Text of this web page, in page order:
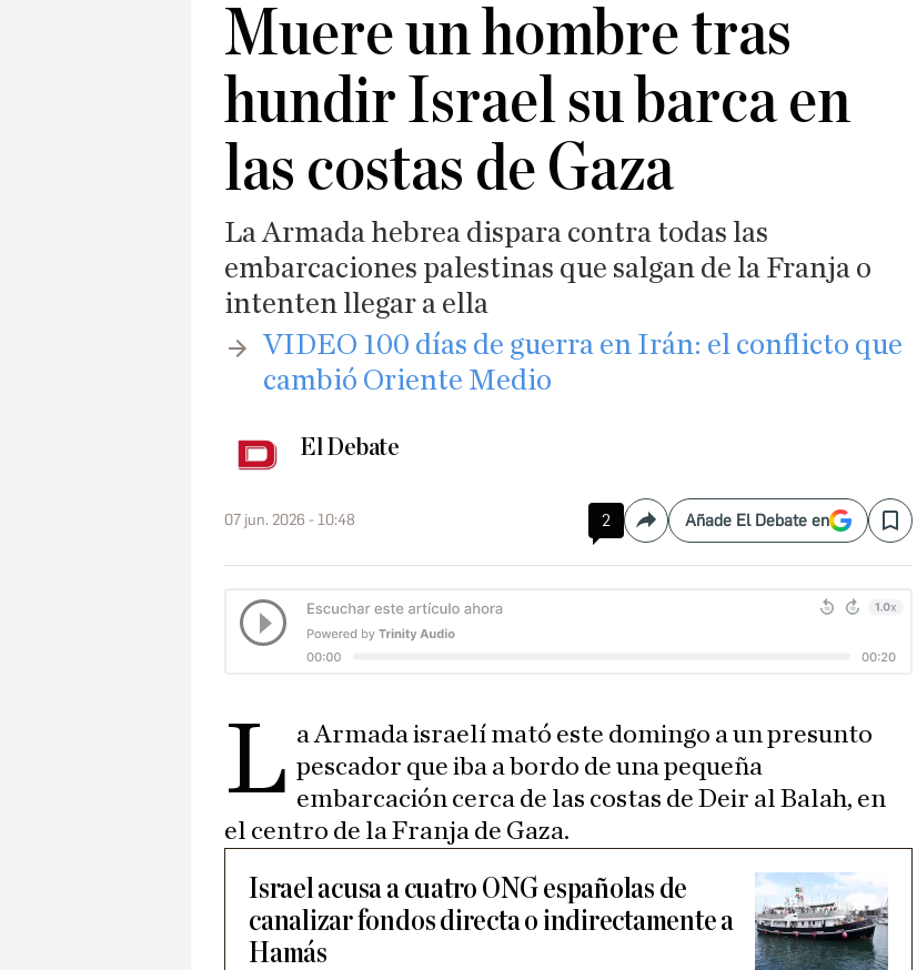
Muere un hombre tras
hundir Israel su barca en
las costas de Gaza
La Armada hebrea dispara contra todas las
embarcaciones palestinas que salgan de la Franja o
intenten llegar a ella
VIDEO 100 días de guerra en Irán: el conflicto que
cambió Oriente Medio
El Debate
07 jun. 2026 - 10:48 2 CompartirAñade El Debate en Save
L a Armada israelí mató este domingo a un presunto
pescador que iba a bordo de una pequeña
embarcación cerca de las costas de Deir al Balah, en
el centro de la Franja de Gaza.
Israel acusa a cuatro ONG españolas de
canalizar fondos directa o indirectamente a
Hamás